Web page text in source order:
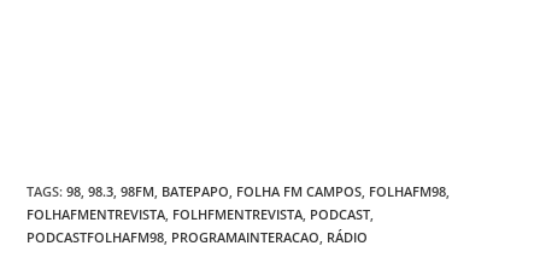
TAGS:98 98.3 98FM BATEPAPO FOLHA FM CAMPOS FOLHAFM98
FOLHAFMENTREVISTA FOLHFMENTREVISTA PODCAST
PODCASTFOLHAFM98 PROGRAMAINTERACAO RÁDIO